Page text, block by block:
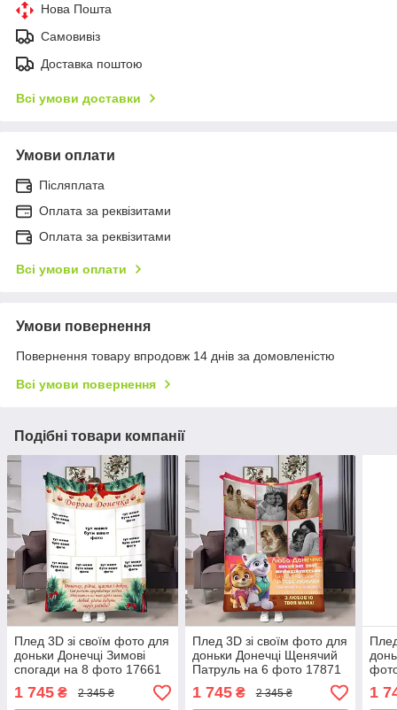
Нова Пошта
Самовивіз
Доставка поштою
Всі умови доставки
Умови оплати
Післяплата
Оплата за реквізитами
Оплата за реквізитами
Всі умови оплати
Умови повернення
Повернення товару впродовж 14 днів за домовленістю
Всі умови повернення
Подібні товари компанії
Плед 3D зі своїм фото для
доньки Донечці Зимові
спогади на 8 фото 17661
1 745 ₴ 2 345 ₴
Плед 3D зі своїм фото для
доньки Донечці Щенячий
Патруль на 6 фото 17871
1 745₴ 2 345 ₴ 1